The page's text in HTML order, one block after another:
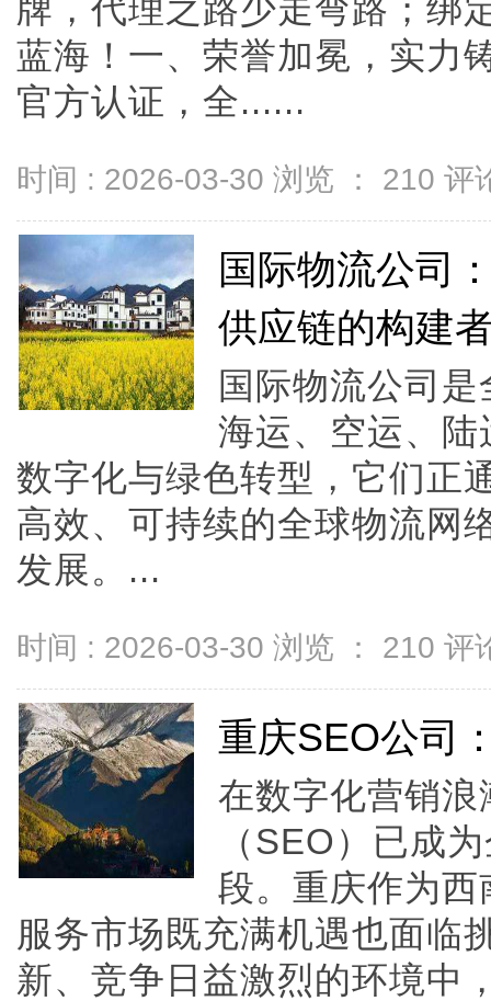
牌，代理之路少走弯路；绑
蓝海！一、荣誉加冕，实力
官方认证，全......
时间 : 2026-03-30 浏览 ： 210 评
国际物流公司
供应链的构建
国际物流公司
海运、空运、
数字化与绿色转型，它们正
高效、可持续的全球物流网
发展。...
时间 : 2026-03-30 浏览 ： 210 评
重庆SEO公司
在数字化营销
（SEO）已成
段。重庆作为
服务市场既充满机遇也面
新、竞争日益激烈的环境中